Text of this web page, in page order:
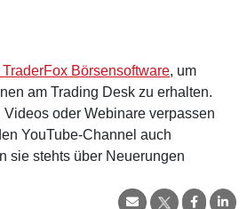
Börsensoftware, um
am Trading Desk zu erhalten.
oder Webinare verpassen
YouTube-Channel auch
sie stehts über Neuerungen